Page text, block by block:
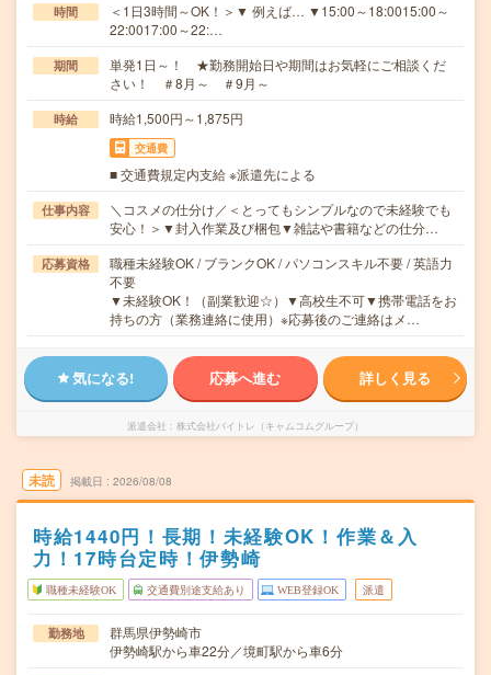
時間
＜1日3時間～OK！＞▼ 例えば… ▼15:00～18:0015:00～
22:0017:00～22:…
期間
単発1日～！ ★勤務開始日や期間はお気軽にご相談くだ
さい！ ＃8月～ ＃9月～
時給 時給1,500円～1,875円
交通費
■ 交通費規定内支給 ※派遣先による
仕事内容
＼コスメの仕分け／＜とってもシンプルなので未経験でも
安心！＞▼封入作業及び梱包▼雑誌や書籍などの仕分…
応募資格
職種未経験OK / ブランクOK / パソコンスキル不要 / 英語力
不要
▼未経験OK！（副業歓迎☆）▼高校生不可▼携帯電話をお
持ちの方（業務連絡に使用）※応募後のご連絡はメ…
気になる! 応募へ進む 詳しく見る
派遣会社 株式会社バイトレ（キャムコムグループ）
未読 掲載日 2026/08/08
時給1440円！長期！未経験OK！作業＆入
力！17時台定時！伊勢崎
職種未経験OK 交通費別途支給あり WEB登録OK 派遣
勤務地
群馬県伊勢崎市
伊勢崎駅から車22分／境町駅から車6分